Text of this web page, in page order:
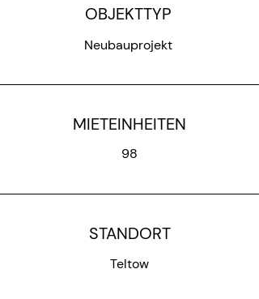
OBJEKTTYP
Neubauprojekt
MIETEINHEITEN
98
STANDORT
Teltow